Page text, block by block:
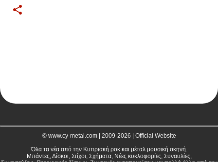
e
© www.cy-metal.com | 2009-2026 | Official Website
Όλα τα νέα από την Κυπριακή ροκ και μέταλ μουσική σκηνή.
Μπάντες, Δίσκοι, Στίχοι, Σχήματα, Νέες κυκλοφορίες, Συναυλίες,